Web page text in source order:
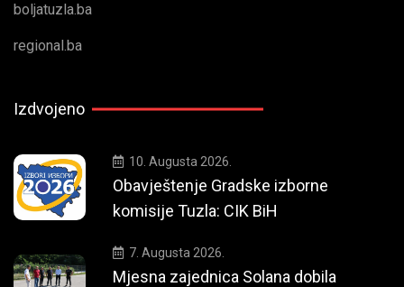
boljatuzla.ba
regional.ba
Izdvojeno
10. Augusta 2026.
Obavještenje Gradske izborne
komisije Tuzla: CIK BiH
7. Augusta 2026.
Mjesna zajednica Solana dobila